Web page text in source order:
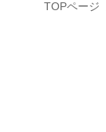
TOPページ